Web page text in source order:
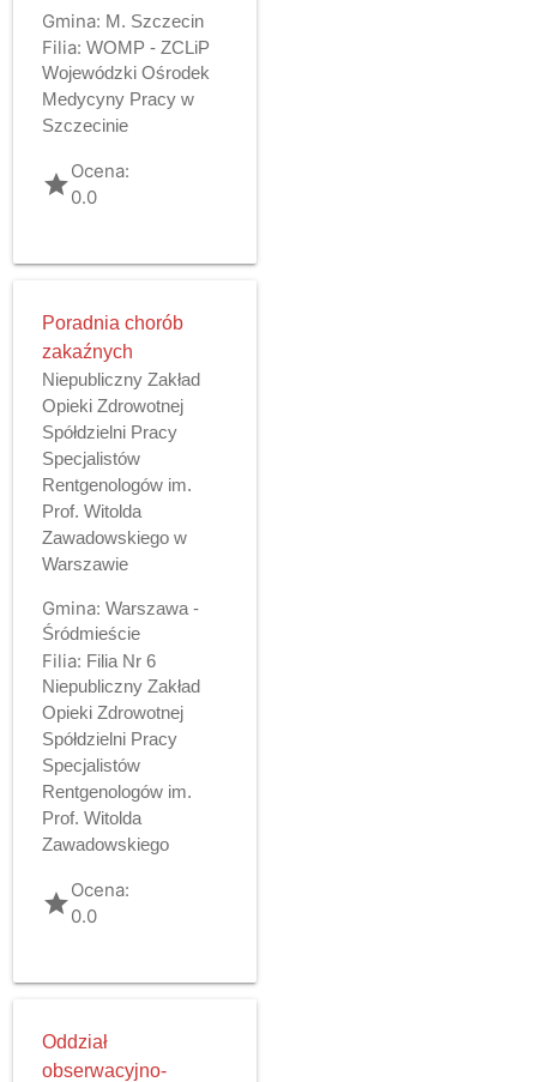
Gmina: M. Szczecin
Filia: WOMP - ZCLiP
Wojewódzki Ośrodek
Medycyny Pracy w
Szczecinie
gradeOcena:
0.0
Poradnia chorób
zakaźnych
Niepubliczny Zakład
Opieki Zdrowotnej
Spółdzielni Pracy
Specjalistów
Rentgenologów im.
Prof. Witolda
Zawadowskiego w
Warszawie
Gmina: Warszawa -
Śródmieście
Filia: Filia Nr 6
Niepubliczny Zakład
Opieki Zdrowotnej
Spółdzielni Pracy
Specjalistów
Rentgenologów im.
Prof. Witolda
Zawadowskiego
gradeOcena:
0.0
Oddział
obserwacyjno-